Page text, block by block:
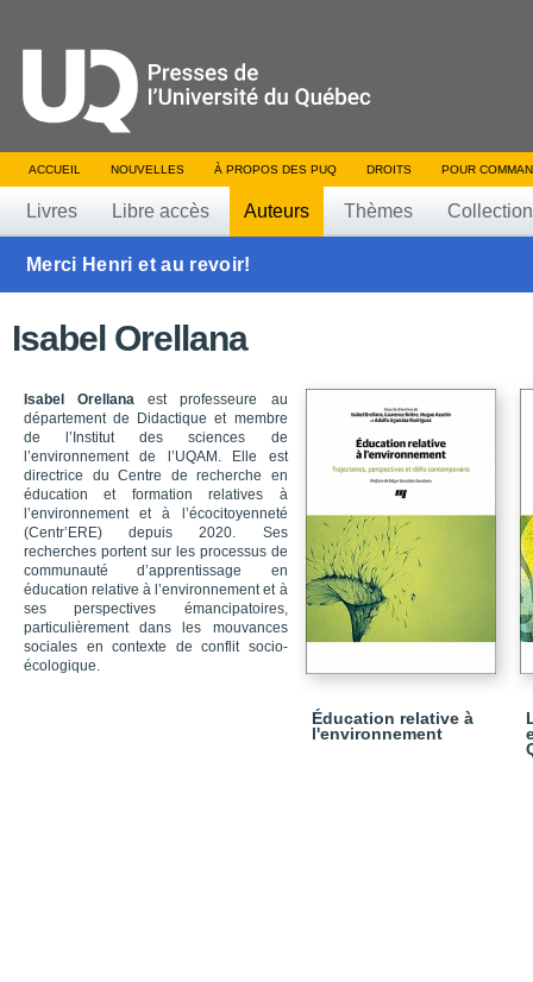
ACCUEIL NOUVELLES À PROPOS DES PUQ DROITS POUR
Livres Libre accès Auteurs Thèmes
Merci Henri et au revoir!
Isabel Orellana
Isabel Orellana est professeure au
département de Didactique et membre
de l’Institut des sciences de
l’environnement de l’UQAM. Elle est
directrice du Centre de recherche en
éducation et formation relatives à
l’environnement et à l’écocitoyenneté
(Centr’ERE) depuis 2020. Ses
recherches portent sur les processus de
communauté d’apprentissage en
éducation relative à l’environnement et à
ses perspectives émancipatoires,
particulièrement dans les mouvances
sociales en contexte de conflit socio-
écologique.
Éducation relative à
l'environnement